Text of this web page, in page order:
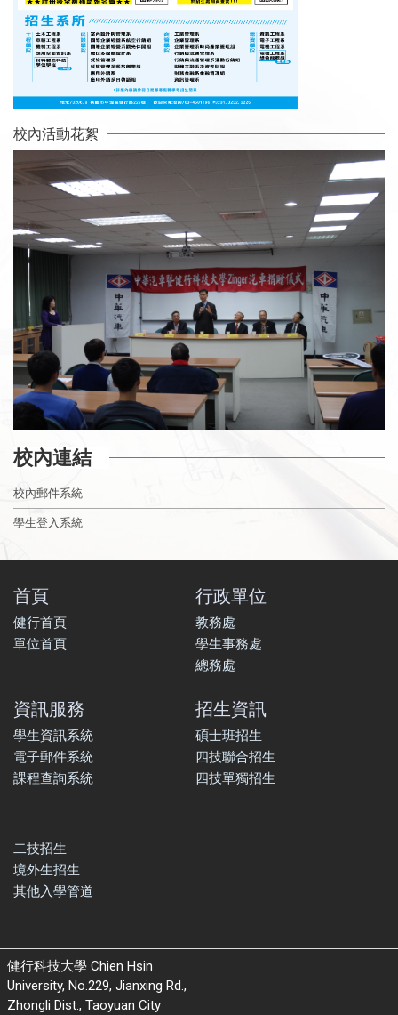
校內活動花絮
校內連結
校內郵件系統
學生登入系統
首頁
健行首頁
單位首頁
行政單位
教務處
學生事務處
總務處
資訊服務
學生資訊系統
電子郵件系統
課程查詢系統
招生資訊
碩士班招生
四技聯合招生
四技單獨招生
二技招生
境外生招生
其他入學管道
健行科技大學 Chien Hsin
University, No.229, Jianxing Rd.,
Zhongli Dist., Taoyuan City